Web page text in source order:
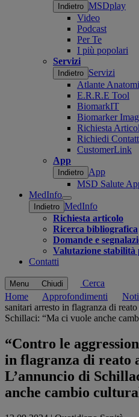
Indietro MSDplay
Video
Podcast
Per Te
I più popolari
Servizi
Indietro Servizi
Atlante
E.R.R.E Tool
BiomarkIT
Biomarker
Richiesta
Richiedi
CustomerLink
App
Indietro App
MSD Salute
MedInfo
Open
submenu
Indietro MedInfo
Richiesta articolo
Ricerca bibliografica
Domande e
Valutazione
Contatti
Menu Chiudi
Cerca
Home
Approfondimenti
sanitari arresto in flagranza di
Schillaci: “Ma ci vuole anche
“Contro le
in flagranza di reato
L’annuncio di
anche cambio